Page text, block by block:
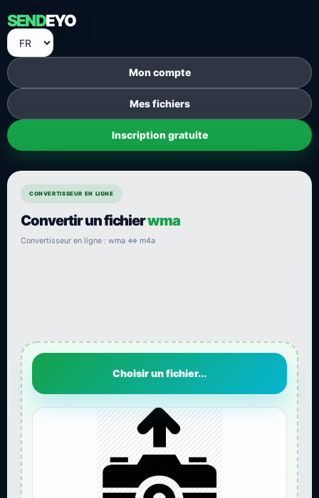
SENDEYO
Mon compte
Mes fichiers
Inscription gratuite
CONVERTISSEUR EN LIGNE
Convertir un fichierwma
Convertisseur en ligne : wma ⇔ m4a
Choisir un fichier...